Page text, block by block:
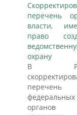
форменной
частными
охранниками.
Документ
портале
правовых
Постановление
вступит в
перечень
власти,
право
охрану
В
перечень
федеральных
органов